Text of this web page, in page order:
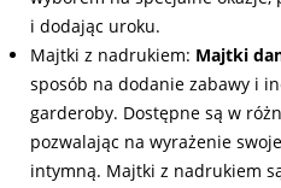
i dodając uroku.
Majtki z nadrukiem: Majtki
sposób na dodanie zabawy i
garderoby. Dostępne są w
pozwalając na wyrażenie
intymną. Majtki z nadrukiem